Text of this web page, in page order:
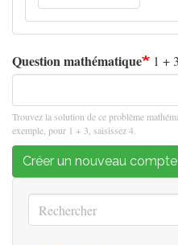
Question mathématique 1 +
Trouvez la solution de ce problème
exemple, pour 1 + 3, saisissez 4.
Créer un nouveau compte
Rechercher